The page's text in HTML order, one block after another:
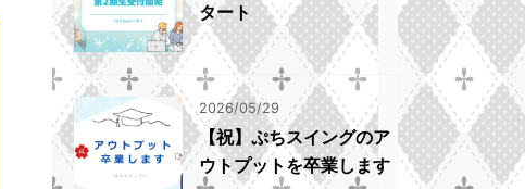
タート
2026/05/29
【祝】ぷちスイングのア
ウトプットを卒業します